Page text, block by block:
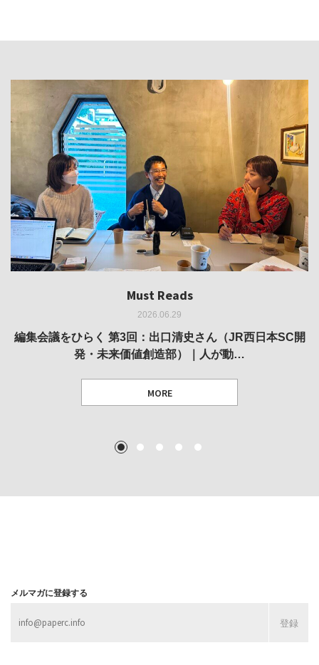
Must Reads
2026.06.29
編集会議をひらく 第3回：出口清史さん（JR西日本SC開
発・未来価値創造部）｜人が動…
MORE
Must Reads
2026.05.14
REVIEW｜果たして美術家・梅津庸一は、「大阪のゆかり
作家」となることができたのか…
Must Reads
2026.03.11
REPORT｜博覧会の残像
MORE
Must Reads
2026.02.25
REVIEW｜菊池聡太朗 個展「余りの風景」
MORE
Must Reads
2025.10.01
REVIEW｜生の存在証明としての線——「ライフライン」
展
1 2 3 4 5
メルマガに登録する